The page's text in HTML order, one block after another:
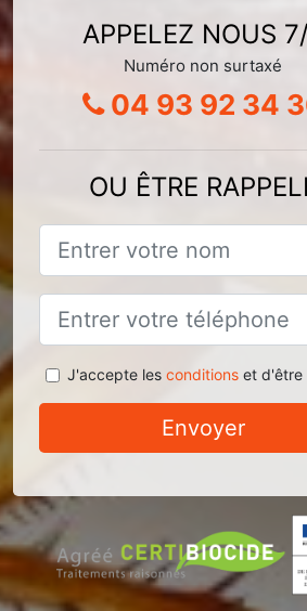
APPELEZ NOUS
Numéro non surtaxé
04 93 92 34
OU ÊTRE
J'accepte les conditionset d'être
Envoyer